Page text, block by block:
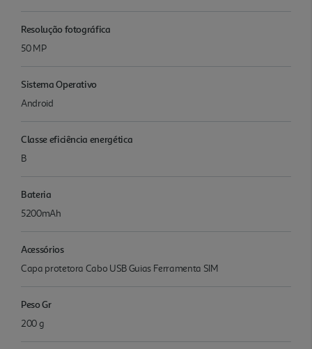
Resolução fotográfica
50 MP
Sistema Operativo
Android
Classe eficiência energética
B
Bateria
5200mAh
Acessórios
Capa protetora Cabo USB Guias Ferramenta SIM
Peso Gr
200 g